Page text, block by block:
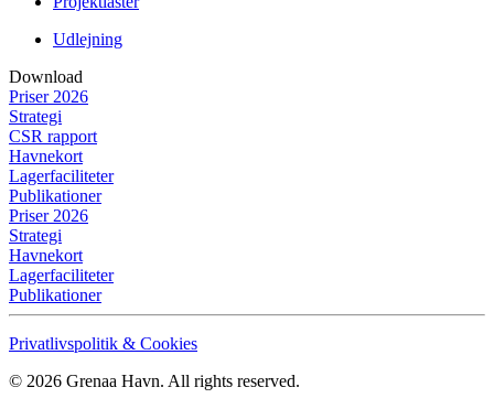
Udlejning
Download
Priser 2026
Strategi
CSR rapport
Havnekort
Lagerfaciliteter
Publikationer
Priser 2026
Strategi
Havnekort
Lagerfaciliteter
Publikationer
Privatlivspolitik & Cookies
© 2026 Grenaa Havn. All rights reserved.